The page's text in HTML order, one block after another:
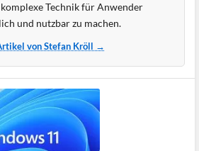
komplexe Technik für Anwender
und nutzbar zu machen.
von Stefan Kröll →